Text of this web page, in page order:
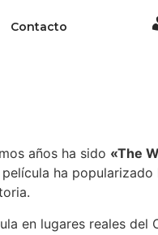
Contacto
años ha sido «The
ha popularizado
en lugares reales del